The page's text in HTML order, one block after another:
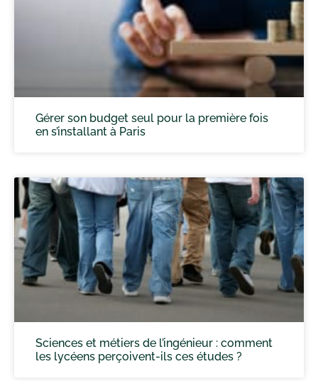
Gérer son budget seul pour la première fois
en s’installant à Paris
Sciences et métiers de l’ingénieur : comment
les lycéens perçoivent-ils ces études ?